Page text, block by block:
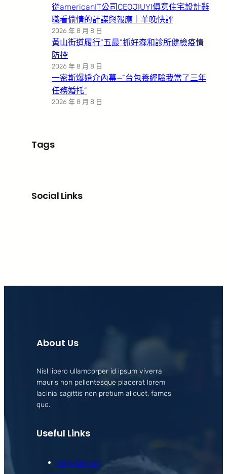
從americanIT公司CEOJIUYI俱意住宅設計辭
職看偷情的計謀與報應｜羊晚快評
2026 年 8 月 8 日
黃山街道履行“五最”抓好森和診所健檢疫情
防控
2026 年 8 月 8 日
一密斯爆婚介內幕—”台包養經驗我當了三年
任務婚托”
2026 年 8 月 8 日
Tags
Social Links
About Us
Nisl libero ullamcorper id ipsum viverra
mauris non pellentesque placerat lorem
lacinia sagittis non pretium aliquet, fames
quo.
Useful Links
Help Center